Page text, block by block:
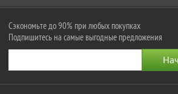
Сэкономьте до 90% при любых покупках
Подпишитесь на самые выгодные предложения